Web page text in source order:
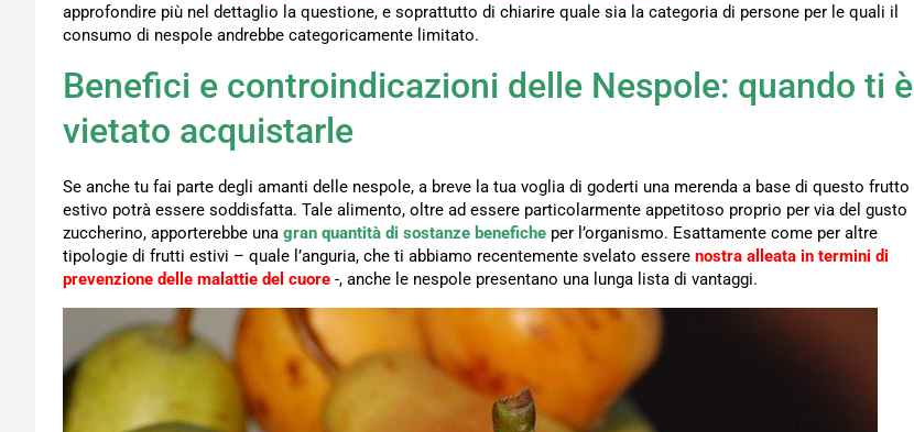
approfondire più nel dettaglio la questione, e soprattutto di chiarire quale sia la categoria di persone per le quali il
consumo di nespole andrebbe categoricamente limitato.
Benefici e controindicazioni delle Nespole: quando ti è
vietato acquistarle
Se anche tu fai parte degli amanti delle nespole, a breve la tua voglia di goderti una merenda a base di questo frutto
estivo potrà essere soddisfatta. Tale alimento, oltre ad essere particolarmente appetitoso proprio per via del gusto
zuccherino, apporterebbe una gran quantità di sostanze benefiche per l’organismo. Esattamente come per altre
tipologie di frutti estivi – quale l’anguria, che ti abbiamo recentemente svelato essere nostra alleata in termini di
prevenzione delle malattie del cuore -, anche le nespole presentano una lunga lista di vantaggi.